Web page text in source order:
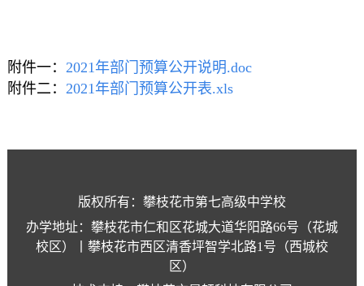
附件一： 2021年部门预算公开说明.doc
附件二： 2021年部门预算公开表.xls
版权所有：攀枝花市第七高级中学校
办学地址：攀枝花市仁和区花城大道华阳路66号（花城
校区）丨攀枝花市西区清香坪智学北路1号（西城校
区）